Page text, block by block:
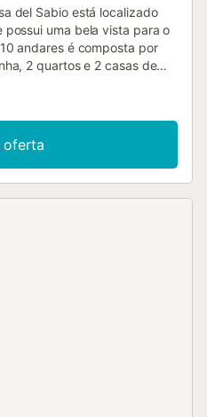
del Sabio está localizado
possui uma bela vista para o
andares é composta por
2 quartos e 2 casas de
é fornecida para o
está disponível. Este
Fi, ar condicionado e
possui uma varanda
à noite. Está disponível um
oferta